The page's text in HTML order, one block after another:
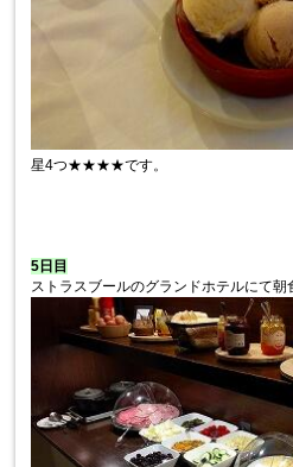
星4つ★★★★です。
5日目
ストラスブールのグランドホテルにて朝